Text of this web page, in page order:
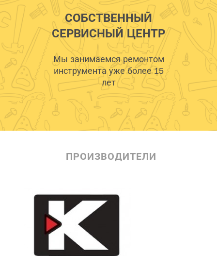
СОБСТВЕННЫЙ
СЕРВИСНЫЙ ЦЕНТР
Мы занимаемся ремонтом
инструмента уже более 15
лет
ПРОИЗВОДИТЕЛИ